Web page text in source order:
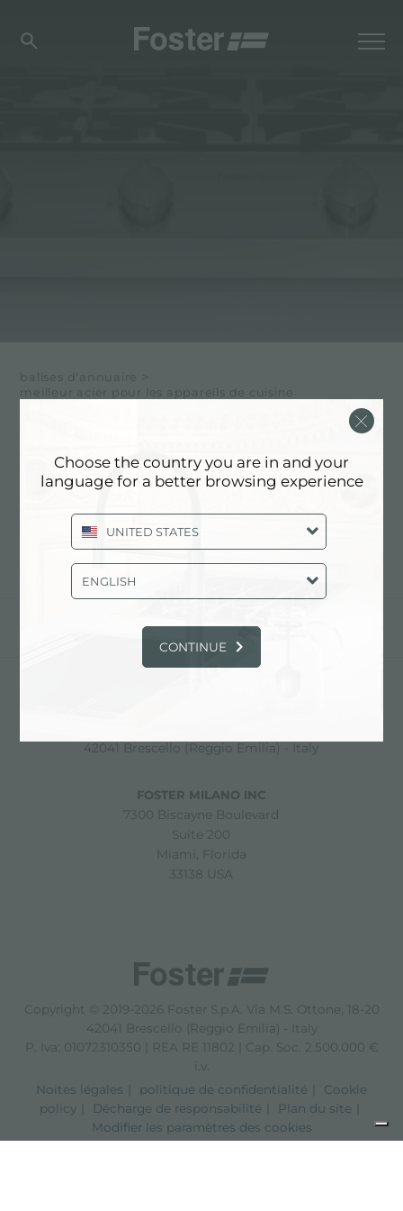
balises d'annuaire
>
meilleur acier pour les appareils de cuisine
MEILLEUR ACIER POUR
LES APPAREILS DE
CUISINE
42041 Brescello (Reggio Emilia) - Italy
FOSTER MILANO INC
7300 Biscayne Boulevard
Suite 200
Miami, Florida
33138 USA
Choose the country you are in and your
language for a better browsing experience
UNITED STATES
ENGLISH
CONTINUE
Copyright © 2019-2026 Foster S.p.A. Via M.S. Ottone, 18-20
42041 Brescello (Reggio Emilia) - Italy
P. Iva: 01072310350 | REA RE 11802 | Cap. Soc. 2.500.000 €
i.v.
Noites légales
politique de confidentialité
Cookie
policy
Décharge de responsabilité
Plan du site
Modifier les paramètres des cookies